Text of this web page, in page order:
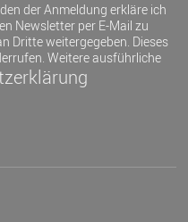
der Anmeldung erkläre ich
Newsletter per E-Mail zu
Dritte weitergegeben. Dieses
Weitere ausführliche